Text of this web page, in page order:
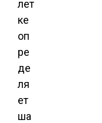
лет
ке
оп
ре
де
ля
ет
ша